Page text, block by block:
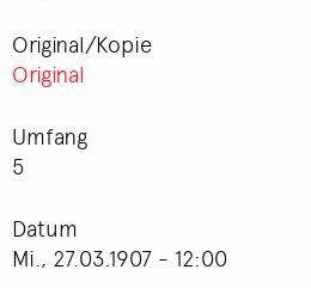
Original/Kopie
Original
Umfang
5
Datum
Mi., 27.03.1907 - 12:00